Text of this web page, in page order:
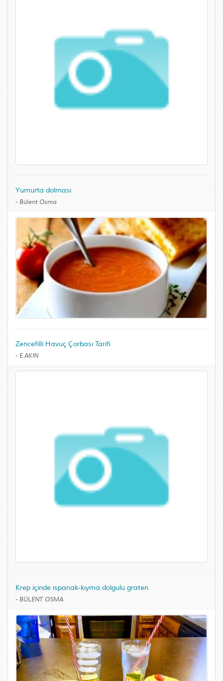
Yumurta dolması
- Bülent Osma
Zencefilli Havuç Çorbası Tarifi
- E.AKIN
Krep içinde ıspanak-kıyma dolgulu graten
- BÜLENT OSMA